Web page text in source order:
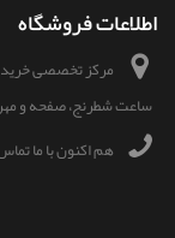
اطلاعات فروشگاه
مرکز تخصصی خرید
ساعت شطرنج، صفحه و
هم اکنون با ما